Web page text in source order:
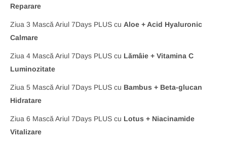
Reparare
Ziua 3 Mască Ariul 7Days PLUS cu Aloe + Acid Hyaluronic
Calmare
Ziua 4 Mască Ariul 7Days PLUS cu Lămâie + Vitamina C
Luminozitate
Ziua 5 Mască Ariul 7Days PLUS cu Bambus + Beta-glucan
Hidratare
Ziua 6 Mască Ariul 7Days PLUS cu Lotus + Niacinamide
Vitalizare